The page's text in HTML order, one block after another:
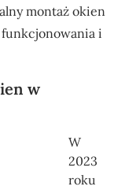
montaż okien
i
w
W
2023
roku